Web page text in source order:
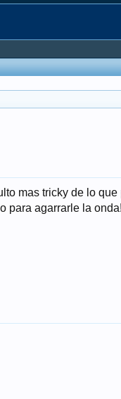
mas tricky de lo
para agarrarle la